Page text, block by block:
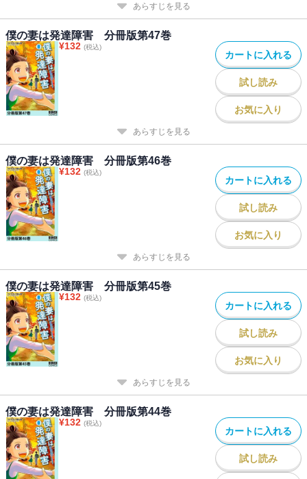
あらすじを見る
僕の妻は発達障害 分冊版第47巻
¥132 (税込)
カートに入れる
試し読み
お気に入り
あらすじを見る
僕の妻は発達障害 分冊版第46巻
¥132 (税込)
カートに入れる
試し読み
お気に入り
あらすじを見る
僕の妻は発達障害 分冊版第45巻
¥132 (税込)
カートに入れる
試し読み
お気に入り
あらすじを見る
僕の妻は発達障害 分冊版第44巻
¥132 (税込)
カートに入れる
試し読み